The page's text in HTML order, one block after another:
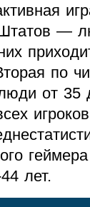
—
по
от 35
лет.